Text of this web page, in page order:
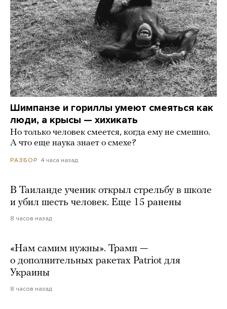
Шимпанзе и гориллы умеют смеяться как
люди, а крысы — хихикать
Но только человек смеется, когда ему не смешно.
А что еще наука знает о смехе?
РАЗБОР 4 часа назад
В Таиланде ученик открыл стрельбу в школе
и убил шесть человек. Еще 15 ранены
8 часов назад
«Нам самим нужны». Трамп —
о дополнительных ракетах Patriot для
Украины
8 часов назад